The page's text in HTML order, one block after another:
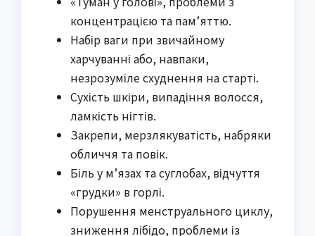
концентрацією та пам’яттю.
Набір ваги при звичайному
харчуванні або, навпаки,
незрозуміле схуднення на старті.
Сухість шкіри, випадіння волосся,
ламкість нігтів.
Закрепи, мерзлякуватість, набряки
обличчя та повік.
Біль у м’язах та суглобах, відчуття
«грудки» в горлі.
Порушення менструального циклу,
зниження лібідо, проблеми із